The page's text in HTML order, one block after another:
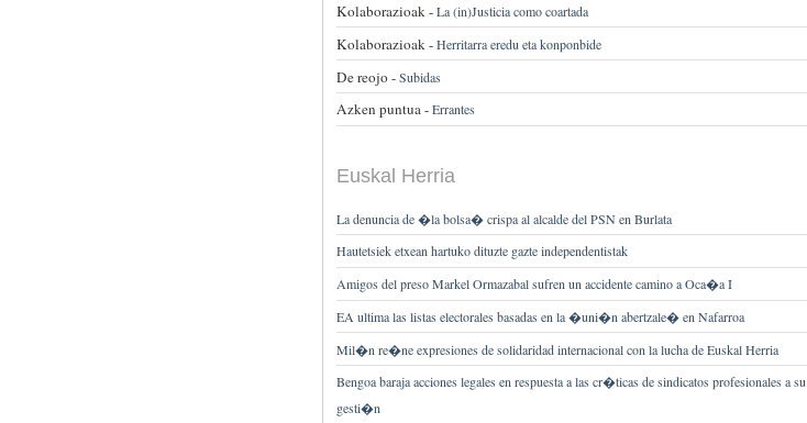
Kolaborazioak -La (in)Justicia como coartada
Kolaborazioak -Herritarra eredu eta konponbide
De reojo -Subidas
Azken puntua -Errantes
Euskal Herria
La denuncia de �la bolsa� crispa al alcalde del PSN en Burlata
Hautetsiek etxean hartuko dituzte gazte independentistak
Amigos del preso Markel Ormazabal sufren un accidente camino a Oca�a I
EA ultima las listas electorales basadas en la �uni�n abertzale� en Nafarroa
Mil�n re�ne expresiones de solidaridad internacional con la lucha de Euskal Herria
Bengoa baraja acciones legales en respuesta a las cr�ticas de sindicatos profesionales a su
gesti�n